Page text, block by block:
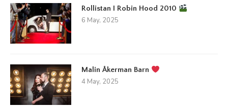
Rollistan I Robin Hood 2010
6 May, 2025
Malin Åkerman Barn
4 May, 2025